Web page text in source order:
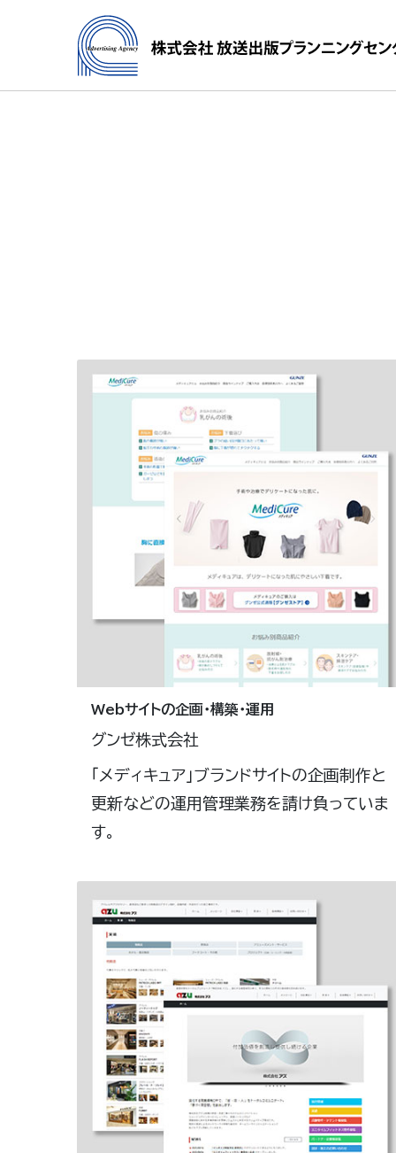
Webサイトの企画・構築・運用
グンゼ株式会社
「メディキュア」ブランドサイトの企画制作と
更新などの運用管理業務を請け負っていま
す。